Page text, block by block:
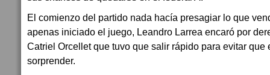
El comienzo del partido nada hacía presagiar lo que
apenas iniciado el juego, Leandro Larrea encaró por
Catriel Orcellet que tuvo que salir rápido para evitar que
sorprender.